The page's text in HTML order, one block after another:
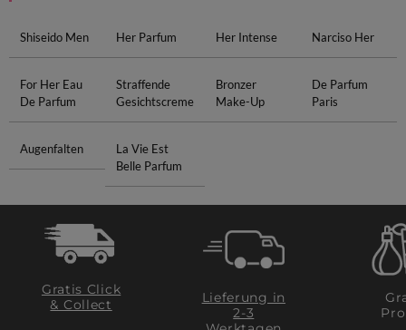
Shiseido Men Her Parfum Her Intense Narciso Her
For Her Eau
De Parfum
Straffende
Gesichtscreme
Bronzer
Make-Up
De Parfum
Paris
Augenfalten
La Vie Est
Belle Parfum
Gratis Click
& Collect
Lieferung in
2-3